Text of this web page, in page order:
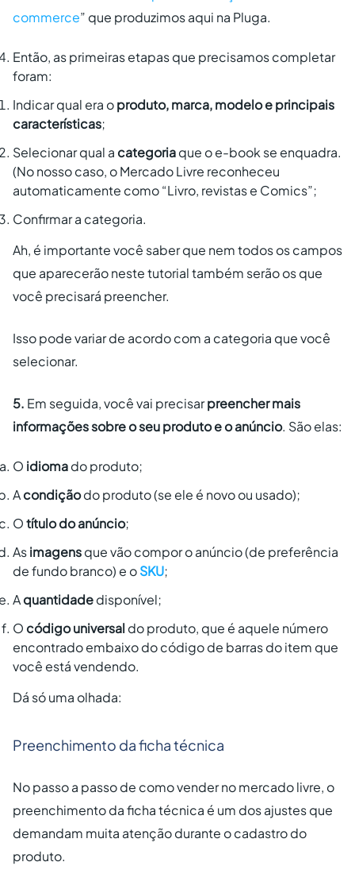
commerce” que produzimos aqui na Pluga.
Então, as primeiras etapas que precisamos completar
foram:
Indicar qual era oproduto, marca, modelo e principais
características;
Selecionar qual a categoriaque o e-book se enquadra.
(No nosso caso, o Mercado Livre reconheceu
automaticamente como “Livro, revistas e Comics”;
Confirmar a categoria.
Ah, é importante você saber que nem todos os campos
que aparecerão neste tutorial também serão os que
você precisará preencher.
Isso pode variar de acordo com a categoria que você
selecionar.
5. Em seguida, você vai precisarpreencher mais
informações sobre o seu produto e o anúncio. São elas:
O idiomado produto;
Acondiçãodo produto (se ele é novo ou usado);
Otítulo do anúncio;
Asimagensque vão compor o anúncio (de preferência
de fundo branco) e oSKU;
Aquantidadedisponível;
O código universal do produto, que é aquele número
encontrado embaixo do código de barras do item que
você está vendendo.
Dá só uma olhada:
Preenchimento da ficha técnica
No passo a passo de como vender no mercado livre, o
preenchimento da ficha técnica é um dos ajustes que
demandam muita atenção durante o cadastro do
produto.